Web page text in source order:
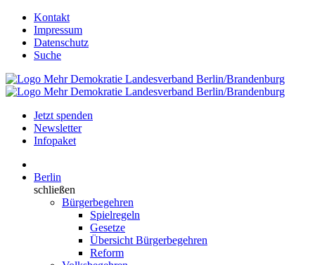
Kontakt
Impressum
Datenschutz
Suche
Jetzt spenden
Newsletter
Infopaket
Berlin
schließen
Bürgerbegehren
Spielregeln
Gesetze
Übersicht Bürgerbegehren
Reform